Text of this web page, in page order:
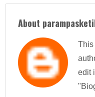
About
This
edit